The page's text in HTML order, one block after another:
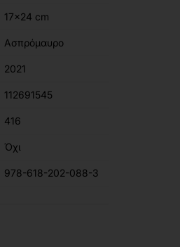
17x24 cm
Ασπρόμαυρο
2021
112691545
416
Όχι
978-618-202-088-3